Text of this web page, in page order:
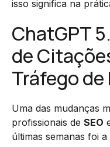
isso significa na
ChatGPT
de
Tráfego
Uma das mudanças
profissionais de SEO
últimas semanas foi